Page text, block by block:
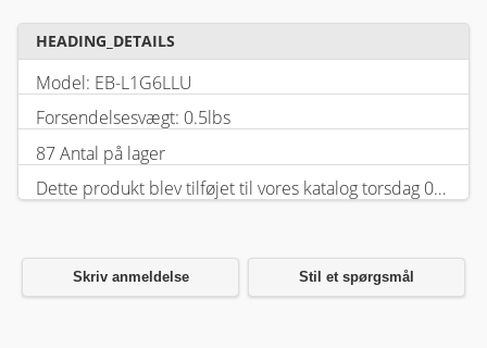
HEADING_DETAILS
Model: EB-L1G6LLU
Forsendelsesvægt: 0.5lbs
87 Antal på lager
Dette produkt blev tilføjet til vores katalog torsdag 05 februar, 2026.
Skriv anmeldelse Stil et spørgsmål